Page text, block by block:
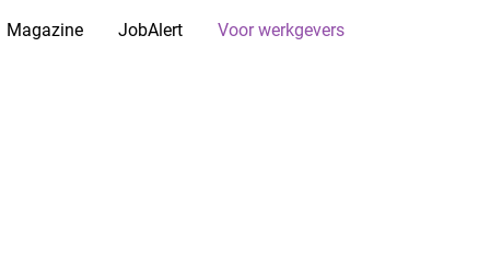
Magazine JobAlert Voor werkgevers